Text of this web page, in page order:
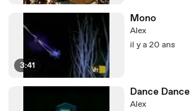
3:41
Mono
Alex
il y a 20 ans
Dance Dance
Alex